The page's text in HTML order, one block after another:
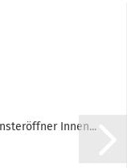
Innen...